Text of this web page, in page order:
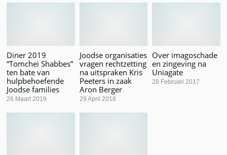
Diner 2019
“Tomchei Shabbes”
ten bate van
hulpbehoefende
Joodse families
26 Maart 2019
Joodse organisaties
vragen rechtzetting
na uitspraken Kris
Peeters in zaak
Aron Berger
29 April 2018
Over imagoschade
en zingeving na
Uniagate
28 Februari 2017